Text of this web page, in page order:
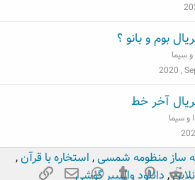
بوم و بانو ؟
سیما
2020 ,
آخر خط
و سیما
تویتر Reddit
Pinterest
Tumblr
WhatsApp
ایمیل
ساز منظومه شمسی, استخاره با قرآن,
, دانلود والپیپر گوشی